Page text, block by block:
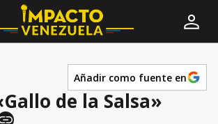
Añadir como fuente en
de la Salsa»